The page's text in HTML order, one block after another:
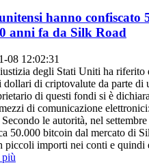
hanno confiscato
anni fa da Silk Road
08 12:02:31
degli Stati Uniti ha riferito
di criptovalute da parte di
di questi fondi si è
di comunicazione
le autorità, nel
50.000 bitcoin dal mercato di
piccoli importi nei conti e quindi